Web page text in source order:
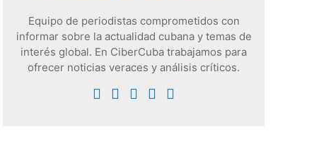
Equipo de periodistas comprometidos con
informar sobre la actualidad cubana y temas de
interés global. En CiberCuba trabajamos para
ofrecer noticias veraces y análisis críticos.